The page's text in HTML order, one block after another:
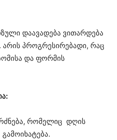
დაავადება ვითარდება
პროგრესირებადი, რაც
და ფორმის
რომელიც დღის